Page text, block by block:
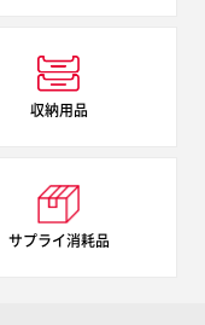
収納用品
サプライ消耗品